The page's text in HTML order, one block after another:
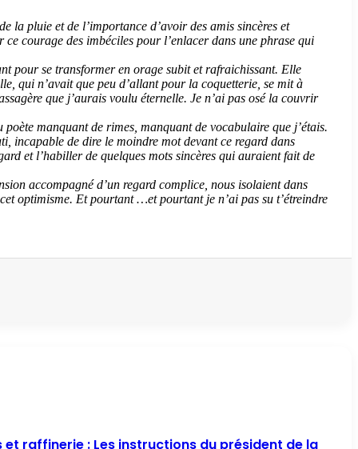
la pluie et de l’importance d’avoir des amis sincères et
courage des imbéciles pour l’enlacer dans une phrase qui
pour se transformer en orage subit et rafraichissant. Elle
qui n’avait que peu d’allant pour la coquetterie, se mit à
que j’aurais voulu éternelle. Je n’ai pas osé la couvrir
manquant de rimes, manquant de vocabulaire que j’étais.
incapable de dire le moindre mot devant ce regard dans
et l’habiller de quelques mots sincères qui auraient fait de
accompagné d’un regard complice, nous isolaient dans
optimisme. Et pourtant …et pourtant je n’ai pas su t’étreindre
raffinerie : Les instructions du président de la